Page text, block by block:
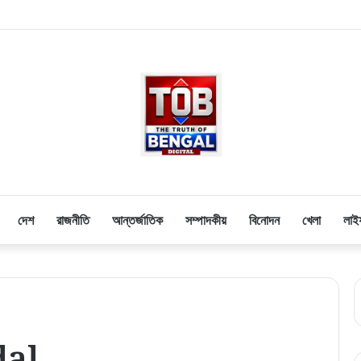
দেশ রাজনীতি আন্তর্জাতিক সম্পাদকীয় বিনোদন খেলা